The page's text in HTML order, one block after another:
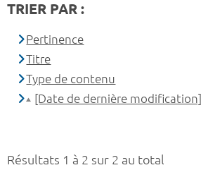
Résultats 1 à 2 sur 2 au total
TRIER PAR :
Pertinence
Titre
Type de contenu
[Date de dernière modification]